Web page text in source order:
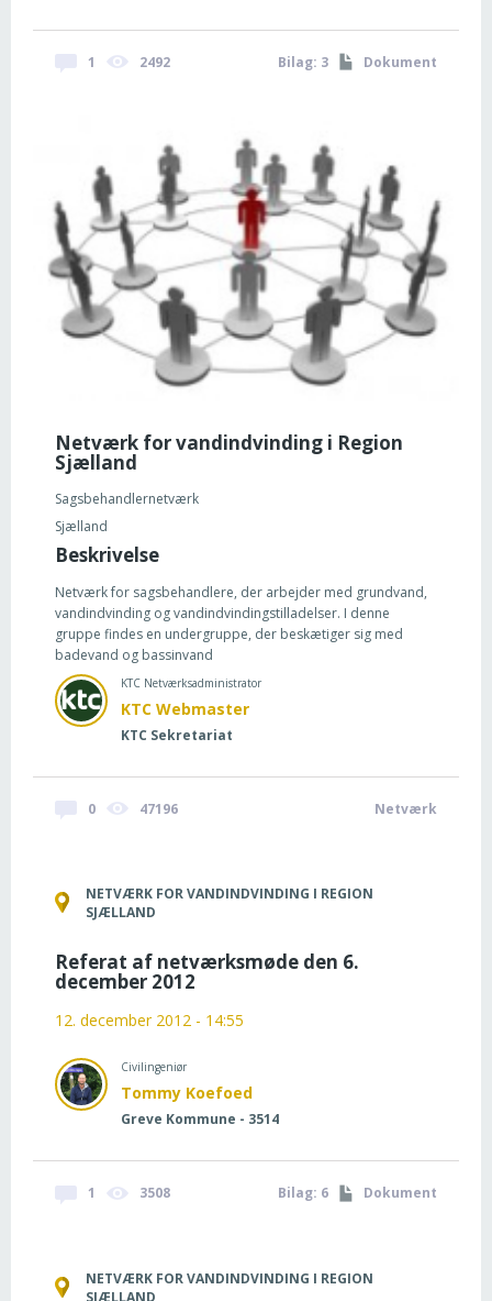
1 2492 Dokument
Bilag: 3
Netværk for vandindvinding i Region
Sjælland
Sagsbehandlernetværk
Sjælland
Beskrivelse
Netværk for sagsbehandlere, der arbejder med grundvand,
vandindvinding og vandindvindingstilladelser. I denne
gruppe findes en undergruppe, der beskætiger sig med
badevand og bassinvand
KTC Netværksadministrator
KTC Webmaster
KTC Sekretariat
0 47196 Netværk
NETVÆRK FOR VANDINDVINDING I REGION
SJÆLLAND
Referat af netværksmøde den 6.
december 2012
12. december 2012 - 14:55
Civilingeniør
Tommy Koefoed
Greve Kommune - 3514
1 3508 Dokument
Bilag: 6
NETVÆRK FOR VANDINDVINDING I REGION
SJÆLLAND